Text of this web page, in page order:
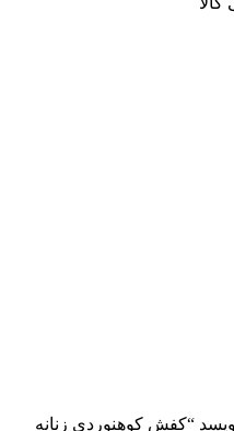
“کفش کوهنوردی زنانه